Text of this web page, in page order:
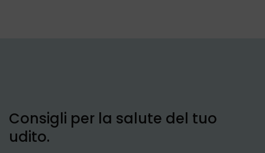
Consigli per la salute del tuo
udito.